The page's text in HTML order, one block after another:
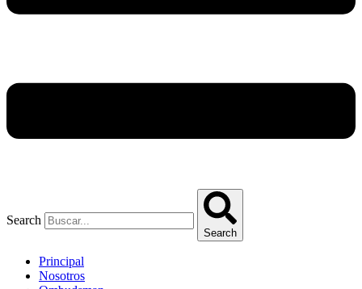
Search
Search
Principal
Nosotros